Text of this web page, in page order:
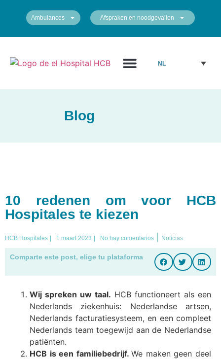
Ambulances Afspraken en noodgevallen
NL
Blog
10 redenen om voor HCB
Hospitales te kiezen
HCB Hospitales 1 maart 2023 No hay comentarios Noticias
Comparte este post, elige tu plataforma
Wij spreken uw taal. HCB functioneert als een
Nederlands ziekenhuis: Nederlandse artsen,
Nederlands facturatiesysteem, en een compleet
Nederlands team toegewijd aan de Nederlandse
patiënten.
HCB is een familiebedrijf.We maken geen deel